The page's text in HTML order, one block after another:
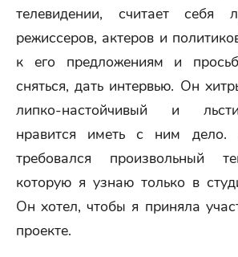
телевидении, считает себя
режиссеров, актеров и
к его предложениям и
сняться, дать интервью. Он
липко-настойчивый и
нравится иметь с ним
требовался произвольный
которую я узнаю только в
Он хотел, чтобы я приняла
проекте.